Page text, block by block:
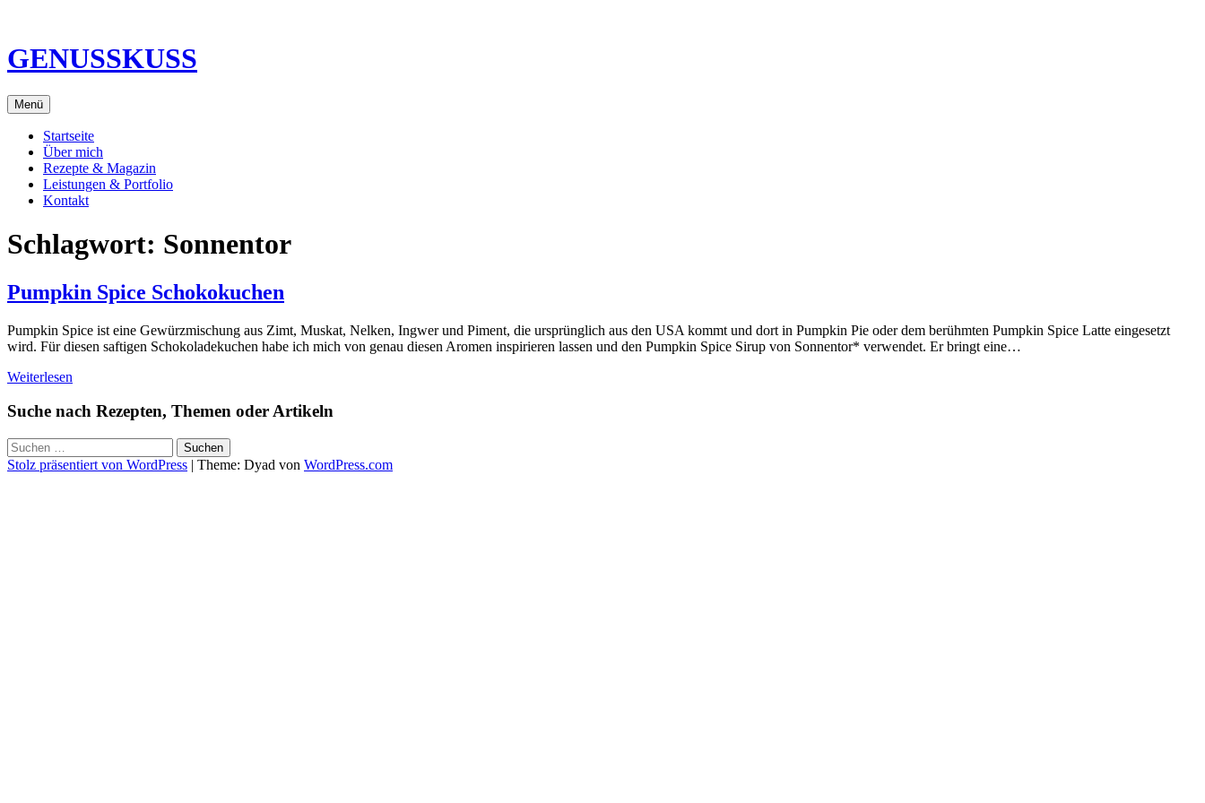
Inhalt
GENUSSKUSS
Menü
Startseite
Über mich
Rezepte & Magazin
Leistungen & Portfolio
Kontakt
Schlagwort: Sonnentor
Pumpkin Spice Schokokuchen
Pumpkin Spice ist eine Gewürzmischung aus Zimt, Muskat, Nelken, Ingwer und Piment, die ursprünglich aus den USA kommt und dort in Pumpkin Pie oder dem berühmten Pumpkin Spice Latte eingesetzt
wird. Für diesen saftigen Schokoladekuchen habe ich mich von genau diesen Aromen inspirieren lassen und den Pumpkin Spice Sirup von Sonnentor* verwendet. Er bringt eine…
Weiterlesen
Suche nach Rezepten, Themen oder Artikeln
Suchen
nach:
Stolz präsentiert von WordPress | Theme: Dyad von WordPress.com